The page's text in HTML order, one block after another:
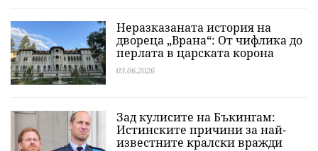
Неразказаната история на
двореца „Врана“: От чифлика до
перлата в царската корона
03.06.2026
Зад кулисите на Бъкингам:
Истинските причини за най-
известните кралски вражди